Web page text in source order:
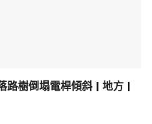
路樹倒塌電桿傾斜 | 地方 |